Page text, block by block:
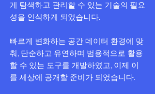
게 탐색하고 관리할 수 있는 기술의 필요
성을 인식하게 되었습니다.
​​빠르게 변화하는 공간 데이터 환경에 맞
춰, 단순하고 유연하며 범용적으로 활용
할 수 있는 도구를 개발하였고, 이제 이
를 세상에 공개할 준비가 되었습니다.